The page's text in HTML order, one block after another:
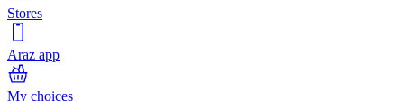
Stores
Araz app
My choices